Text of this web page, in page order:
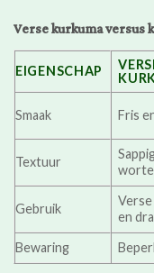
Verse kurkuma versus
EIGENSCHAP
Smaak Fris
Textuur
Gebruik
en
Bewaring